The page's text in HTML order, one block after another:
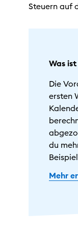
Steuern auf
Was
Die
ersten
du
Mehr